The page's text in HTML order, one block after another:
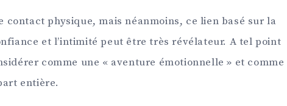
contact physique, mais néanmoins, ce lien basé sur la
et l’intimité peut être très révélateur. A tel point
comme une « aventure émotionnelle » et comme
entière.